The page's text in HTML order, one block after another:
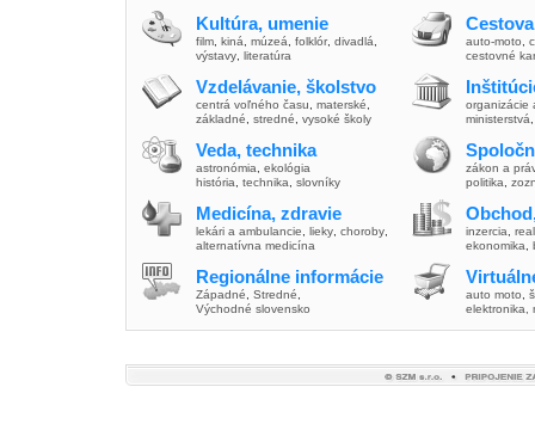
Kultúra, umenie
film kiná múzeá folklór, divadlá
výstavy literatúra
Vzdelávanie, školstvo
centrá voľného času materské
základné
stredné vysoké školy
Veda, technika
astronómia
ekológia
história
technika slovníky
Medicína, zdravie
lekári a ambulancie lieky choroby
alternatívna medicína
Regionálne informácie
Západné Stredné
Východné slovensko
auto-moto
cestovné
organizácie
ministerstvá
zákon a
politika
inzercia
ekonomika
auto moto
elektronika,